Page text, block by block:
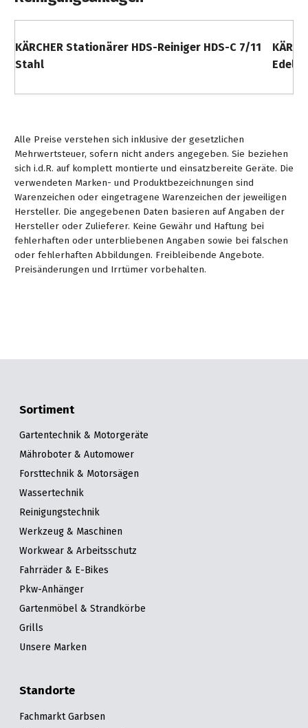
KÄRCHER Stationärer HDS-Reiniger HDS-C 7/11
Stahl
Alle Preise verstehen sich inklusive der gesetzlichen
Mehrwertsteuer, sofern nicht anders angegeben. Sie beziehen
sich i.d.R. auf komplett montierte und einsatzbereite Geräte. Die
verwendeten Marken- und Produktbezeichnungen sind
Warenzeichen oder eingetragene Warenzeichen der jeweiligen
Hersteller. Die angegebenen Daten basieren auf Angaben der
Hersteller oder Zulieferer. Keine Gewähr und Haftung bei
fehlerhaften oder unterbliebenen Angaben sowie bei falschen
oder fehlerhaften Abbildungen. Freibleibende Angebote.
Preisänderungen und Irrtümer vorbehalten.
Sortiment
Gartentechnik & Motorgeräte
Mähroboter & Automower
Forsttechnik & Motorsägen
Wassertechnik
Reinigungstechnik
Werkzeug & Maschinen
Workwear & Arbeitsschutz
Fahrräder & E-Bikes
Pkw-Anhänger
Gartenmöbel & Strandkörbe
Grills
Unsere Marken
Standorte
Fachmarkt Garbsen